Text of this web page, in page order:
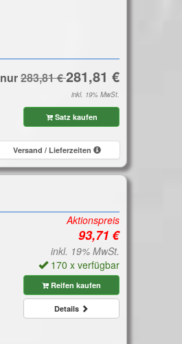
nur
inkl. 19% MwSt.
Satz kaufen
Versand / Lieferzeiten
Aktionspreis
inkl. 19% MwSt.
170 x verfügbar
Reifen kaufen
Details